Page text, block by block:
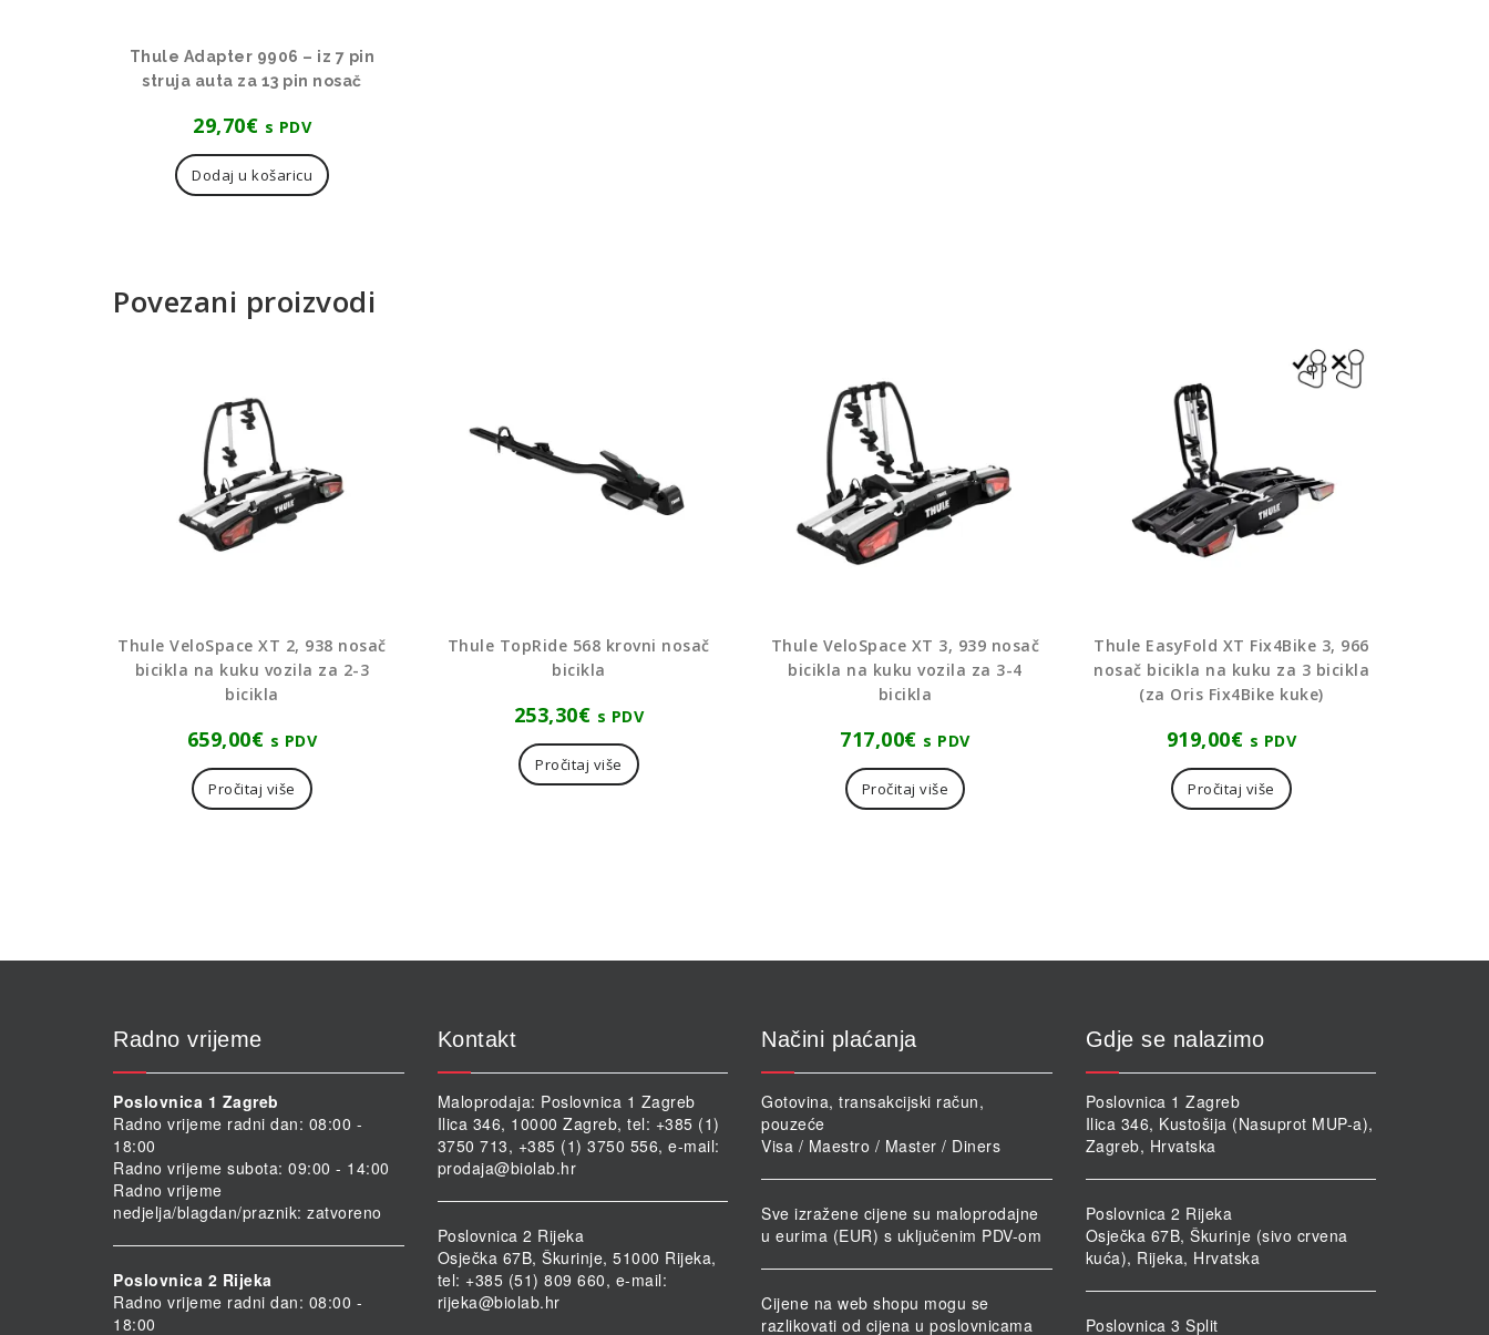
Thule Adapter 9906 – iz 7 pin
struja auta za 13 pin nosač
29,70€ s PDV
Dodaj u košaricu
Povezani proizvodi
Thule VeloSpace XT 2, 938 nosač
bicikla na kuku vozila za 2-3
bicikla
659,00€ s PDV
Pročitaj više
Thule TopRide 568 krovni nosač
bicikla
253,30€ s PDV
Pročitaj više
Thule VeloSpace XT 3, 939 nosač
bicikla na kuku vozila za 3-4
bicikla
717,00€ s PDV
Pročitaj više
Thule EasyFold XT Fix4Bike 3, 966
nosač bicikla na kuku za 3 bicikla
(za Oris Fix4Bike kuke)
919,00€ s PDV
Pročitaj više
Radno vrijeme
Poslovnica 1 Zagreb
Radno vrijeme radni dan: 08:00 -
18:00
Radno vrijeme subota: 09:00 - 14:00
Radno vrijeme
nedjelja/blagdan/praznik: zatvoreno
Poslovnica 2 Rijeka
Radno vrijeme radni dan: 08:00 -
18:00
Kontakt
Maloprodaja: Poslovnica 1 Zagreb
Ilica 346, 10000 Zagreb, tel: +385 (1)
3750 713, +385 (1) 3750 556, e-mail:
prodaja@biolab.hr
Poslovnica 2 Rijeka
Osječka 67B, Škurinje, 51000 Rijeka,
tel: +385 (51) 809 660, e-mail:
rijeka@biolab.hr
Načini plaćanja
Gotovina, transakcijski račun,
pouzeće
Visa / Maestro / Master / Diners
Sve izražene cijene su maloprodajne
u eurima (EUR) s uključenim PDV-om
Cijene na web shopu mogu se
razlikovati od cijena u poslovnicama
Gdje se nalazimo
Poslovnica 1 Zagreb
Ilica 346, Kustošija (Nasuprot MUP-a),
Zagreb, Hrvatska
Poslovnica 2 Rijeka
Osječka 67B, Škurinje (sivo crvena
kuća), Rijeka, Hrvatska
Poslovnica 3 Split